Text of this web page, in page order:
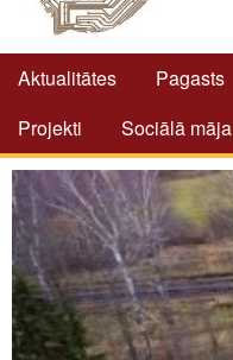
Aktualitātes Pagasts
Projekti
Sociālā māja